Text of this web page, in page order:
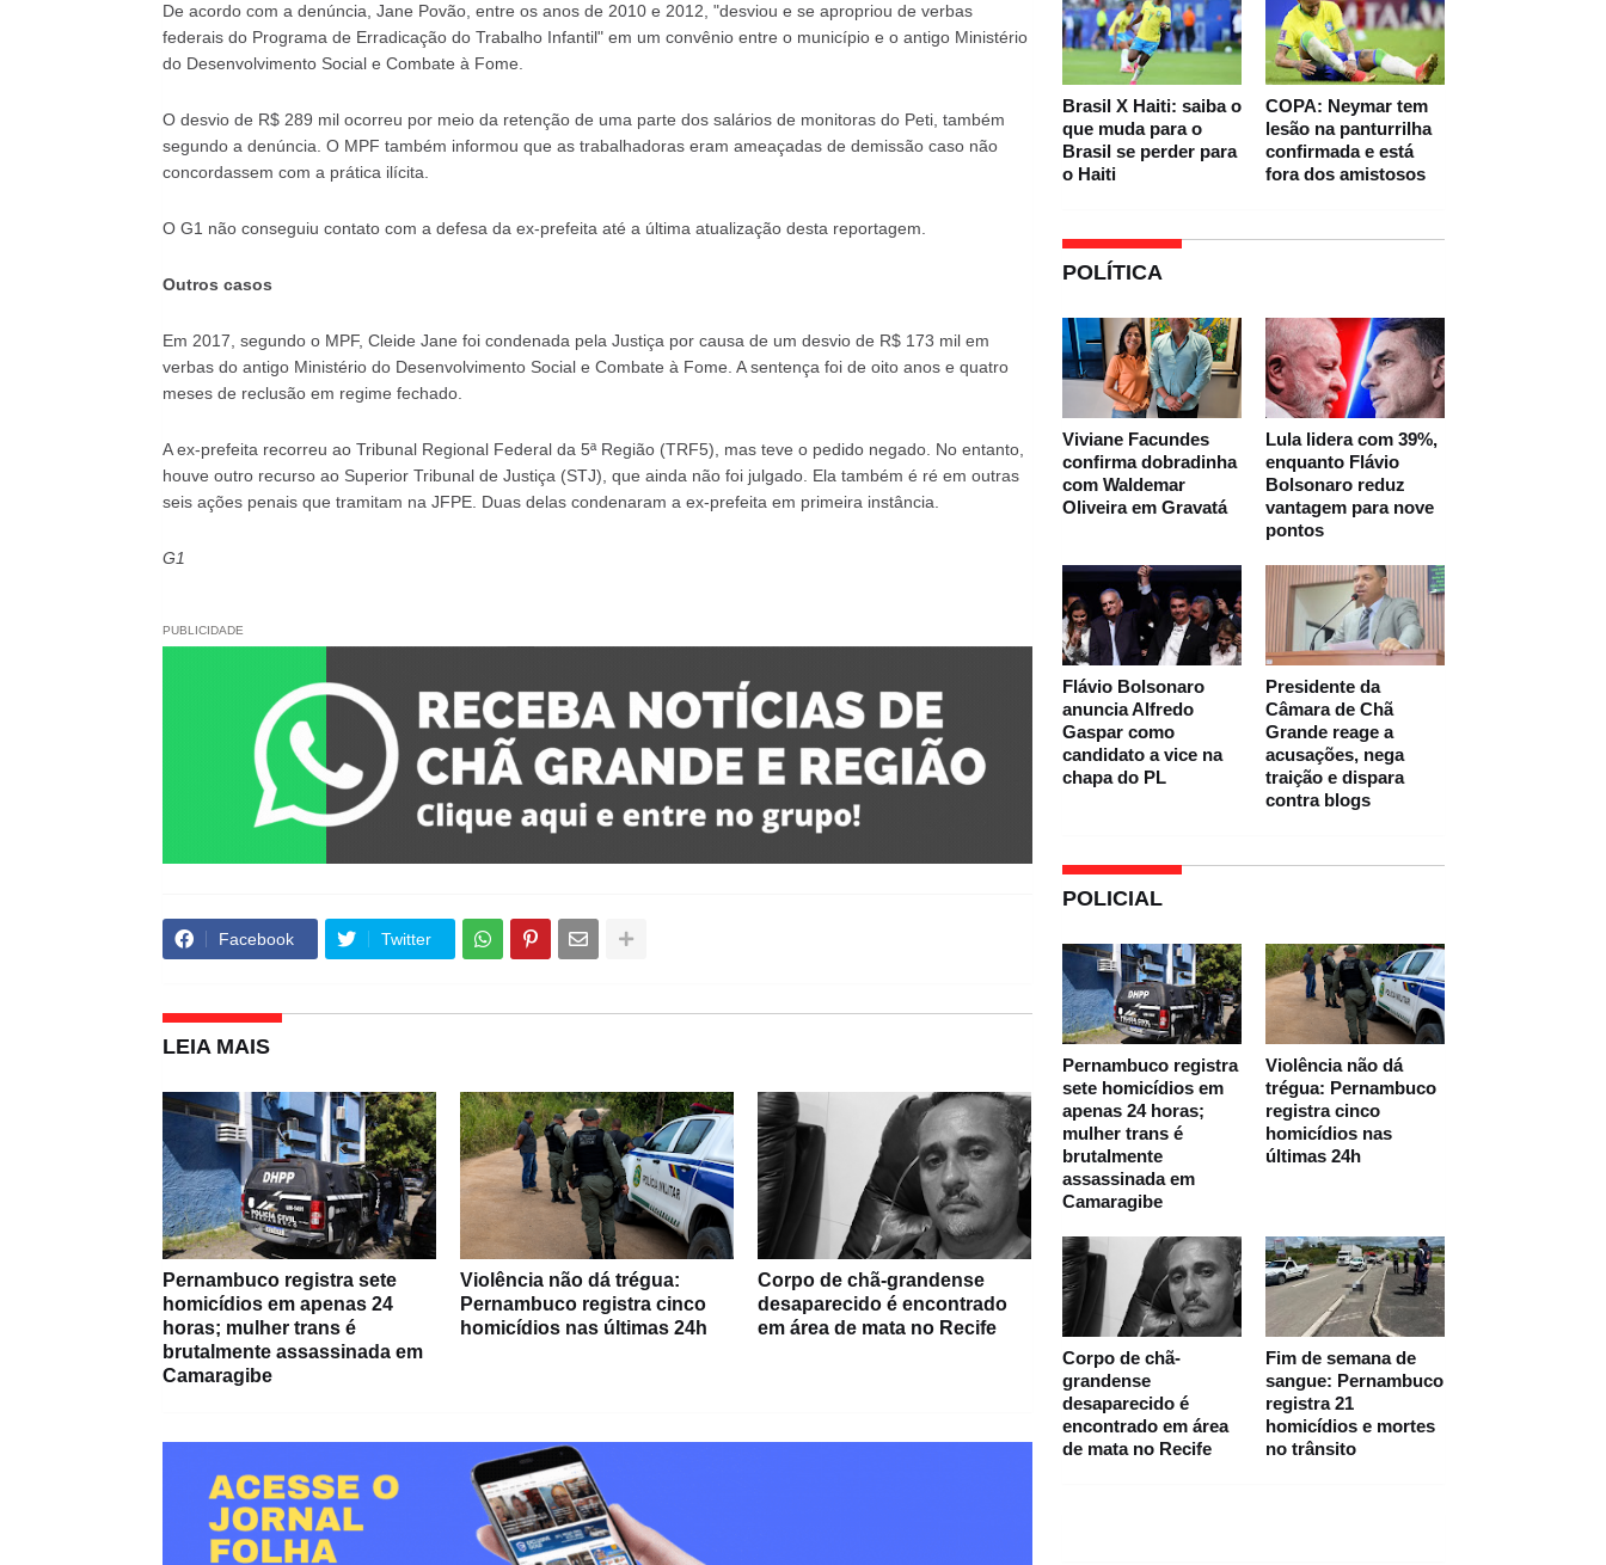
De acordo com a denúncia, Jane Povão, entre os anos de 2010 e 2012, "desviou e se apropriou de verbas
federais do Programa de Erradicação do Trabalho Infantil" em um convênio entre o município e o antigo Ministério
do Desenvolvimento Social e Combate à Fome.
O desvio de R$ 289 mil ocorreu por meio da retenção de uma parte dos salários de monitoras do Peti, também
segundo a denúncia. O MPF também informou que as trabalhadoras eram ameaçadas de demissão caso não
concordassem com a prática ilícita.
O G1 não conseguiu contato com a defesa da ex-prefeita até a última atualização desta reportagem.
Outros casos
Em 2017, segundo o MPF, Cleide Jane foi condenada pela Justiça por causa de um desvio de R$ 173 mil em
verbas do antigo Ministério do Desenvolvimento Social e Combate à Fome. A sentença foi de oito anos e quatro
meses de reclusão em regime fechado.
A ex-prefeita recorreu ao Tribunal Regional Federal da 5ª Região (TRF5), mas teve o pedido negado. No entanto,
houve outro recurso ao Superior Tribunal de Justiça (STJ), que ainda não foi julgado. Ela também é ré em outras
seis ações penais que tramitam na JFPE. Duas delas condenaram a ex-prefeita em primeira instância.
G1
PUBLICIDADE
Facebook Twitter
LEIA MAIS
Pernambuco registra sete
homicídios em apenas 24
horas; mulher trans é
brutalmente assassinada em
Camaragibe
Violência não dá trégua:
Pernambuco registra cinco
homicídios nas últimas 24h
Corpo de chã-grandense
desaparecido é encontrado
em área de mata no Recife
Brasil X Haiti: saiba o
que muda para o
Brasil se perder para
o Haiti
COPA: Neymar tem
lesão na panturrilha
confirmada e está
fora dos amistosos
POLÍTICA
Viviane Facundes
confirma dobradinha
com Waldemar
Oliveira em Gravatá
Lula lidera com 39%,
enquanto Flávio
Bolsonaro reduz
vantagem para nove
pontos
Flávio Bolsonaro
anuncia Alfredo
Gaspar como
candidato a vice na
chapa do PL
Presidente da
Câmara de Chã
Grande reage a
acusações, nega
traição e dispara
contra blogs
POLICIAL
Pernambuco registra
sete homicídios em
apenas 24 horas;
mulher trans é
brutalmente
assassinada em
Camaragibe
Violência não dá
trégua: Pernambuco
registra cinco
homicídios nas
últimas 24h
Corpo de chã-
grandense
desaparecido é
encontrado em área
de mata no Recife
Fim de semana de
sangue: Pernambuco
registra 21
homicídios e mortes
no trânsito